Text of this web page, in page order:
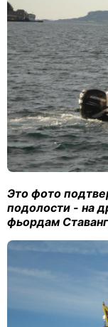
Это фото
подолости - на
фьордам